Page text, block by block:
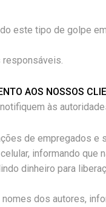
advogados existem
para obrigar a
este tipo de golpe
AOS NOSSOS
às
de empregados e
informando que
dinheiro para
dos autores,